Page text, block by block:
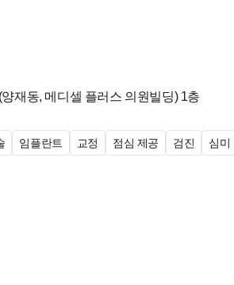
재동, 메디셀 플러스 의원빌딩) 1층
임플란트 교정 점심 제공 검진
심미